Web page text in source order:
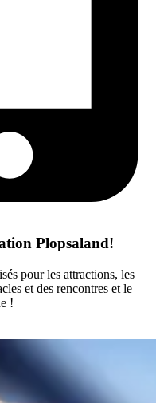
Plopsaland!
pour les attractions, les
et des rencontres et le
!